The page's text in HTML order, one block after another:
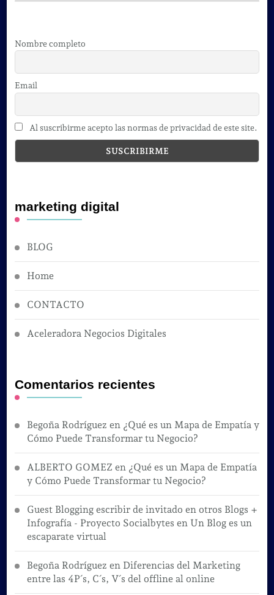
Nombre completo
Email
Al suscribirme acepto las normas de privacidad de este site.
marketing digital
BLOG
Home
CONTACTO
Aceleradora Negocios Digitales
Comentarios recientes
Begoña Rodríguez en ¿Qué es un Mapa de Empatía y
Cómo Puede Transformar tu Negocio?
ALBERTO GOMEZ en ¿Qué es un Mapa de Empatía
y Cómo Puede Transformar tu Negocio?
Guest Blogging escribir de invitado en otros Blogs +
Infografía - Proyecto Socialbytes en Un Blog es un
escaparate virtual
Begoña Rodríguez en Diferencias del Marketing
entre las 4P´s, C´s, V´s del offline al online